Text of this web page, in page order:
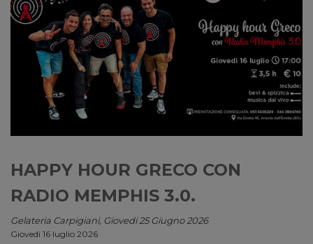
HAPPY HOUR GRECO CON
RADIO MEMPHIS 3.0.
Gelateria Carpigiani, Giovedi 25 Giugno 2026
Giovedì 16 luglio 2026